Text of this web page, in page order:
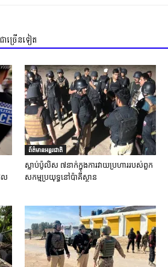
ច្រើនទៀត
ល
ព័ត៌មានអន្តរជាតិ
ស្លាប់ប៉ូលិស ៧នាក់ក្នុងការវាយប្រហាររបស់ពួក
សកម្មប្រយុទ្ធនៅប៉ាគីស្ថាន